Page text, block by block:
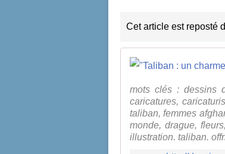
Cet article est reposté
mots clés : dessins
caricatures,
taliban, femmes
monde, drague,
illustration, taliban,